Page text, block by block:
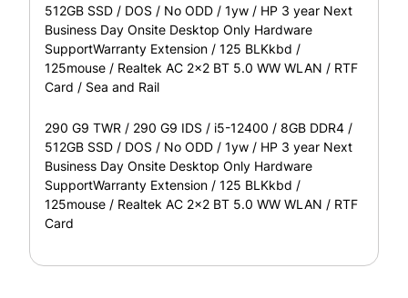
512GB SSD / DOS / No ODD / 1yw / HP 3 year Next
Business Day Onsite Desktop Only Hardware
SupportWarranty Extension / 125 BLKkbd /
125mouse / Realtek AC 2×2 BT 5.0 WW WLAN / RTF
Card / Sea and Rail
290 G9 TWR / 290 G9 IDS / i5-12400 / 8GB DDR4 /
512GB SSD / DOS / No ODD / 1yw / HP 3 year Next
Business Day Onsite Desktop Only Hardware
SupportWarranty Extension / 125 BLKkbd /
125mouse / Realtek AC 2×2 BT 5.0 WW WLAN / RTF
Card